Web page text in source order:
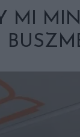
MI